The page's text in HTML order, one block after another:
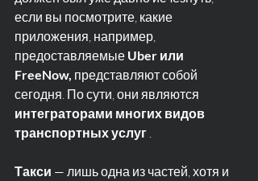
если вы посмотрите, какие
приложения, например,
предоставляемые Uber или
FreeNow, представляют собой
сегодня. По сути, они являются
интеграторами многих видов
транспортных услуг .
Такси — лишь одна из частей, хотя и